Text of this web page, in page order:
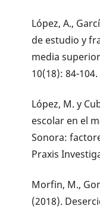
López, A.,
de estudio y
media
10(18): 84-104.
López, M. y
escolar en el
Sonora:
Praxis
Morfin, M.,
(2018).